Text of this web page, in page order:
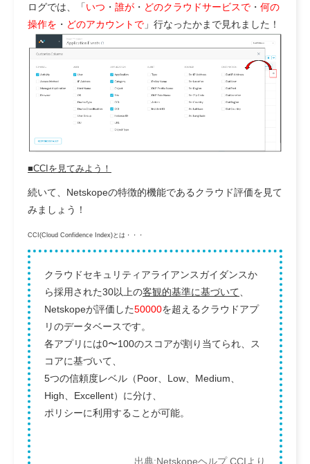
ログでは、「いつ ・ 誰が ・ どのクラウドサービスで ・ 何の
操作を ・ どのアカウントで 」 行なったかまで見れました！
■CCIを見てみよう！
続いて、Netskopeの特徴的機能であるクラウド評価を見て
みましょう！
CCI(Cloud Confidence Index)とは・・・
クラウドセキュリティアライアンスガイダンスか
ら採用された30以上の客観的基準に基づいて
Netskopeが評価した50000を超えるクラウドアプ
リのデータベースです。
各アプリには0〜100のスコアが割り当てられ、ス
コアに基づいて、
5つの信頼度レベル（Poor、Low、Medium、
High、Excellent）に分け、
ポリシーに利用することが可能。
出典:Netskopeヘルプ CCIより